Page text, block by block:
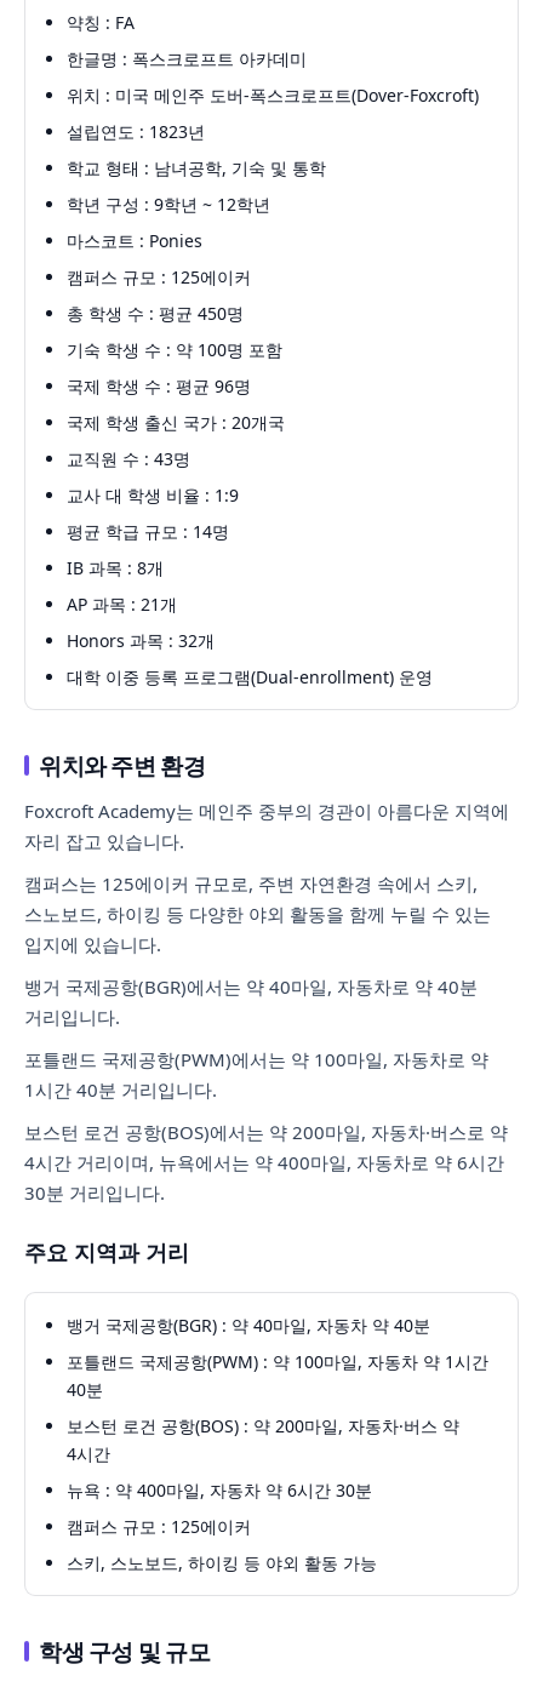
약칭 : FA
한글명 : 폭스크로프트 아카데미
위치 : 미국 메인주 도버-폭스크로프트(Dover-Foxcroft)
설립연도 : 1823년
학교 형태 : 남녀공학, 기숙 및 통학
학년 구성 : 9학년 ~ 12학년
마스코트 : Ponies
캠퍼스 규모 : 125에이커
총 학생 수 : 평균 450명
기숙 학생 수 : 약 100명 포함
국제 학생 수 : 평균 96명
국제 학생 출신 국가 : 20개국
교직원 수 : 43명
교사 대 학생 비율 : 1:9
평균 학급 규모 : 14명
IB 과목 : 8개
AP 과목 : 21개
Honors 과목 : 32개
대학 이중 등록 프로그램(Dual-enrollment) 운영
위치와 주변 환경
Foxcroft Academy는 메인주 중부의 경관이 아름다운 지역에
자리 잡고 있습니다.
캠퍼스는 125에이커 규모로, 주변 자연환경 속에서 스키,
스노보드, 하이킹 등 다양한 야외 활동을 함께 누릴 수 있는
입지에 있습니다.
뱅거 국제공항(BGR)에서는 약 40마일, 자동차로 약 40분
거리입니다.
포틀랜드 국제공항(PWM)에서는 약 100마일, 자동차로 약
1시간 40분 거리입니다.
보스턴 로건 공항(BOS)에서는 약 200마일, 자동차·버스로 약
4시간 거리이며, 뉴욕에서는 약 400마일, 자동차로 약 6시간
30분 거리입니다.
주요 지역과 거리
뱅거 국제공항(BGR) : 약 40마일, 자동차 약 40분
포틀랜드 국제공항(PWM) : 약 100마일, 자동차 약 1시간
40분
보스턴 로건 공항(BOS) : 약 200마일, 자동차·버스 약
4시간
뉴욕 : 약 400마일, 자동차 약 6시간 30분
캠퍼스 규모 : 125에이커
스키, 스노보드, 하이킹 등 야외 활동 가능
학생 구성 및 규모